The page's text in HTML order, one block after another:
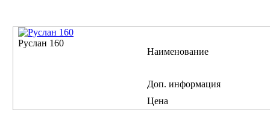
Руслан 160
Наименование
Доп. информация
Цена